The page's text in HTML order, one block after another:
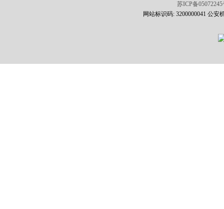
苏ICP备05072245
网站标识码: 3200000041 公安